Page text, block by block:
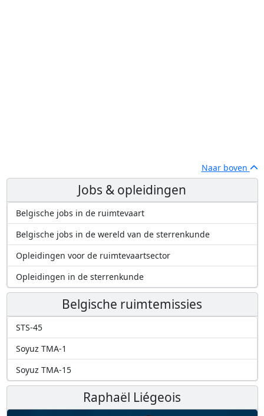
Naar boven
Jobs & opleidingen
Belgische jobs in de ruimtevaart
Belgische jobs in de wereld van de sterrenkunde
Opleidingen voor de ruimtevaartsector
Opleidingen in de sterrenkunde
Belgische ruimtemissies
STS-45
Soyuz TMA-1
Soyuz TMA-15
Raphaël Liégeois